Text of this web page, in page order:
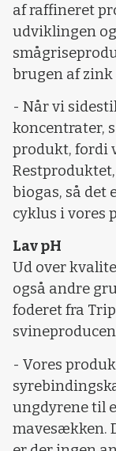
af raffineret
udviklingen
brugen af
- Når vi
koncentrater,
produkt, fordi
biogas, så det
cyklus i vores
Lav pH
Ud over
også andre
foderet fra
- Vores
ungdyrene til
mavesækken.